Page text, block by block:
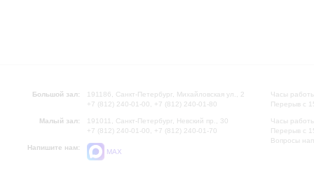
Большой зал:
191186, Санкт-Петербург, Михайловская ул., 2
+7 (812) 240-01-00, +7 (812) 240-01-80
Малый зал:
191011, Санкт-Петербург, Невский пр., 30
+7 (812) 240-01-00, +7 (812) 240-01-70
Напишите нам:
MAX
Часы
Перерыв с
Часы
Перерыв с
Вопросы